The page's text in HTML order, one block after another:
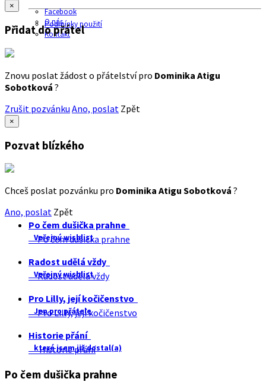
Facebook
O nás
Podmínky použití
Kontakt
×
Přidat do přátel
Znovu poslat žádost o přátelství pro Dominika Atigu
Sobotková ?
Zrušit pozvánku Ano, poslat Zpět
×
Pozvat blízkého
Chceš poslat pozvánku pro Dominika Atigu Sobotková ?
Ano, poslat Zpět
Po čem dušička prahne
Veřejný wishlist
Po čem dušička prahne
Radost udělá vždy
Veřejný wishlist
Radost udělá vždy
Pro Lilly, její kočičenstvo
Jen pro přátele
Pro Lilly, její kočičenstvo
Historie přání
které jsem již dostal(a)
Historie přání
Po čem dušička prahne